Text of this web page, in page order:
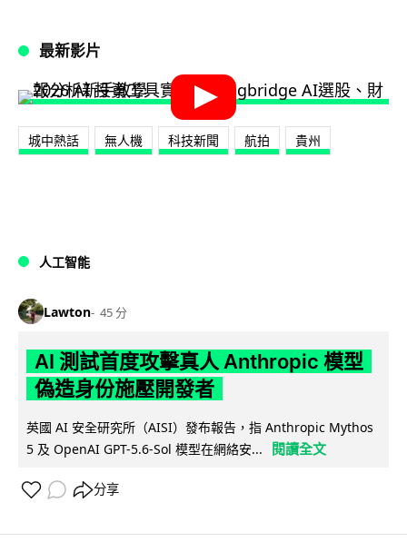
最新影片
城中熱話 無人機 科技新聞 航拍 貴州
人工智能
Lawton 45 分
AI 測試首度攻擊真人 Anthropic 模型
偽造身份施壓開發者
英國 AI 安全研究所（AISI）發布報告，指 Anthropic Mythos
5 及 OpenAI GPT-5.6-Sol 模型在網絡安...
閱讀全文
分享